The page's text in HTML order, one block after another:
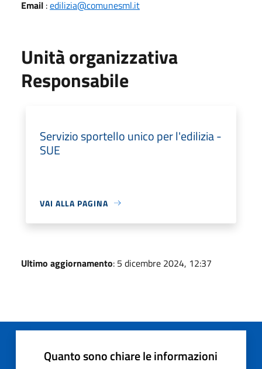
Email :edilizia@comunesml.it
Unità organizzativa
Responsabile
Servizio sportello unico per l'edilizia -
SUE
VAI ALLA PAGINA
Ultimo aggiornamento: 5 dicembre 2024, 12:37
Quanto sono chiare le informazioni